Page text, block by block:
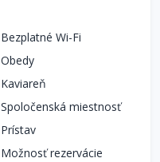
Bezplatné Wi-Fi
Obedy
Kaviareň
Spoločenská miestnosť
Prístav
Možnosť rezervácie